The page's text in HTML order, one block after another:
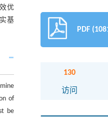
优
基
of
be
PDF
130
访问